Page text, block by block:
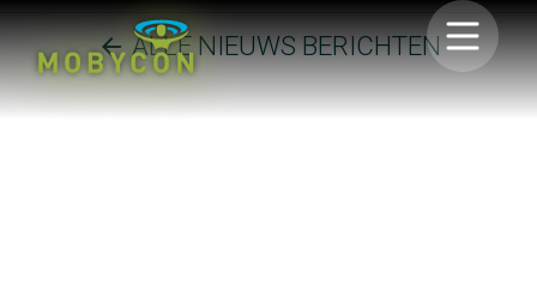
arrow_backALLE NIEUWS BERICHTEN